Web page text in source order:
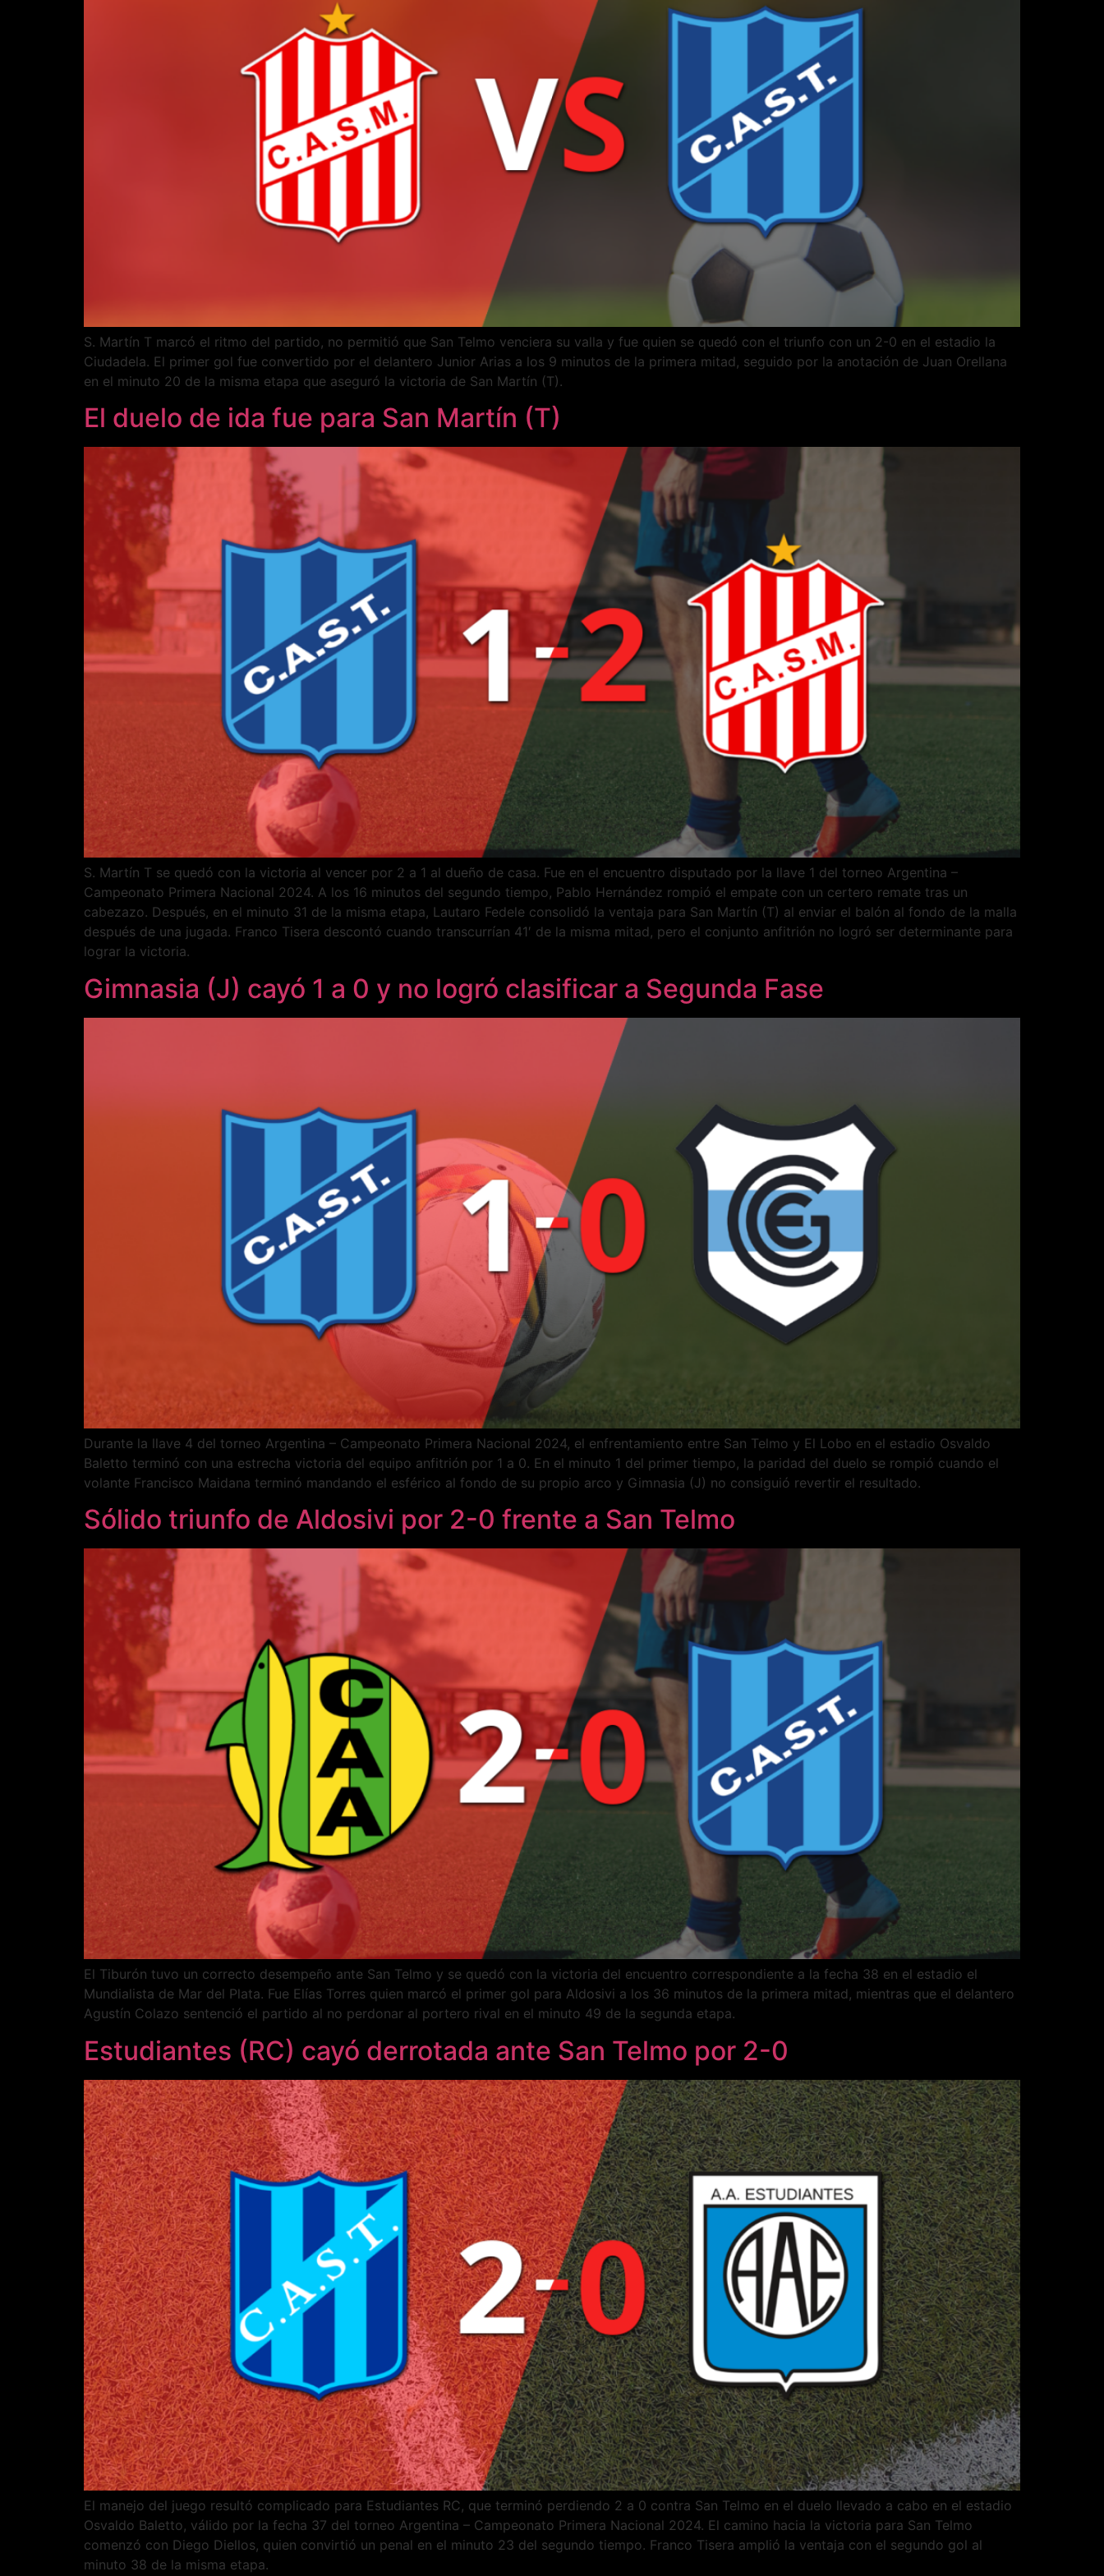
S. Martín T marcó el ritmo del partido, no permitió que San Telmo venciera su valla y fue quien se quedó con el triunfo con un 2-0 en el estadio la
Ciudadela. El primer gol fue convertido por el delantero Junior Arias a los 9 minutos de la primera mitad, seguido por la anotación de Juan Orellana
en el minuto 20 de la misma etapa que aseguró la victoria de San Martín (T).
El duelo de ida fue para San Martín (T)
S. Martín T se quedó con la victoria al vencer por 2 a 1 al dueño de casa. Fue en el encuentro disputado por la llave 1 del torneo Argentina –
Campeonato Primera Nacional 2024. A los 16 minutos del segundo tiempo, Pablo Hernández rompió el empate con un certero remate tras un
cabezazo. Después, en el minuto 31 de la misma etapa, Lautaro Fedele consolidó la ventaja para San Martín (T) al enviar el balón al fondo de la malla
después de una jugada. Franco Tisera descontó cuando transcurrían 41′ de la misma mitad, pero el conjunto anfitrión no logró ser determinante para
lograr la victoria.
Gimnasia (J) cayó 1 a 0 y no logró clasificar a Segunda Fase
Durante la llave 4 del torneo Argentina – Campeonato Primera Nacional 2024, el enfrentamiento entre San Telmo y El Lobo en el estadio Osvaldo
Baletto terminó con una estrecha victoria del equipo anfitrión por 1 a 0. En el minuto 1 del primer tiempo, la paridad del duelo se rompió cuando el
volante Francisco Maidana terminó mandando el esférico al fondo de su propio arco y Gimnasia (J) no consiguió revertir el resultado.
Sólido triunfo de Aldosivi por 2-0 frente a San Telmo
El Tiburón tuvo un correcto desempeño ante San Telmo y se quedó con la victoria del encuentro correspondiente a la fecha 38 en el estadio el
Mundialista de Mar del Plata. Fue Elías Torres quien marcó el primer gol para Aldosivi a los 36 minutos de la primera mitad, mientras que el delantero
Agustín Colazo sentenció el partido al no perdonar al portero rival en el minuto 49 de la segunda etapa.
Estudiantes (RC) cayó derrotada ante San Telmo por 2-0
El manejo del juego resultó complicado para Estudiantes RC, que terminó perdiendo 2 a 0 contra San Telmo en el duelo llevado a cabo en el estadio
Osvaldo Baletto, válido por la fecha 37 del torneo Argentina – Campeonato Primera Nacional 2024. El camino hacia la victoria para San Telmo
comenzó con Diego Diellos, quien convirtió un penal en el minuto 23 del segundo tiempo. Franco Tisera amplió la ventaja con el segundo gol al
minuto 38 de la misma etapa.